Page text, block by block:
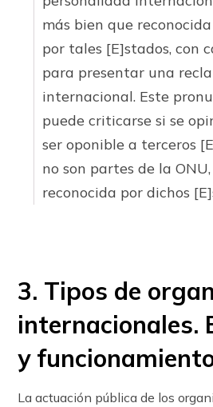
más bien que
por tales [E]stados, con
para presentar una
internacional. Este
puede criticarse si se
ser oponible a terceros
no son partes de la
reconocida por dichos
3. Tipos de
internacionales.
y
La actuación pública de los